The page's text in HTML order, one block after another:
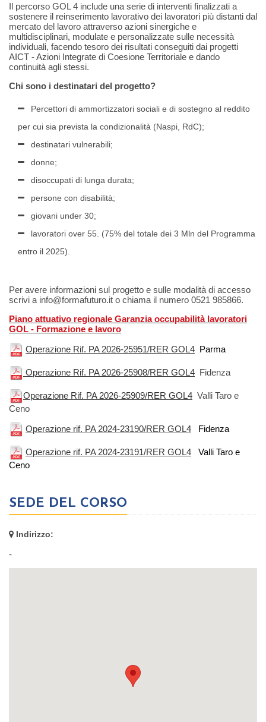
Il percorso GOL 4 include una serie di interventi finalizzati a
sostenere il reinserimento lavorativo dei lavoratori più distanti dal
mercato del lavoro attraverso azioni sinergiche e
multidisciplinari, modulate e personalizzate sulle necessità
individuali, facendo tesoro dei risultati conseguiti dai progetti
AICT - Azioni Integrate di Coesione Territoriale e dando
continuità agli stessi.
Chi sono i destinatari del progetto?
Percettori di ammortizzatori sociali e di sostegno al reddito
per cui sia prevista la condizionalità (Naspi, RdC);
destinatari vulnerabili;
donne;
disoccupati di lunga durata;
persone con disabilità;
giovani under 30;
lavoratori over 55. (75% del totale dei 3 Mln del Programma
entro il 2025).
Per avere informazioni sul progetto e sulle modalità di accesso
scrivi a info@formafuturo.it o chiama il numero 0521 985866.
Piano attuativo regionale Garanzia occupabilità lavoratori
GOL - Formazione e lavoro
Operazione Rif. PA 2026-25951/RER GOL4 Parma
Operazione Rif. PA 2026-25908/RER GOL4 Fidenza
Operazione Rif. PA 2026-25909/RER GOL4 Valli Taro e
Ceno
Operazione rif. PA 2024-23190/RER GOL4
Fidenza
Operazione rif. PA 2024-23191/RER GOL4
Valli Taro e
Ceno
SEDE DEL CORSO
Indirizzo:
-